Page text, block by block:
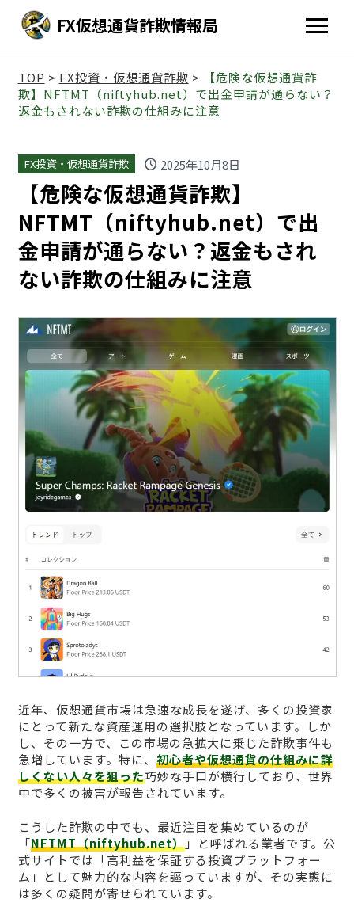
FX仮想通貨詐欺情報局
TOP > FX投資・仮想通貨詐欺 >
【危険な仮想通貨詐
欺】NFTMT（niftyhub.net）で出金申請が通らない？
返金もされない詐欺の仕組みに注意
FX投資・仮想通貨詐欺 schedule 2025年10月8日
【危険な仮想通貨詐欺】
NFTMT（niftyhub.net）で出
金申請が通らない？返金もされ
ない詐欺の仕組みに注意
近年、仮想通貨市場は急速な成長を遂げ、多くの投資家
にとって新たな資産運用の選択肢となっています。しか
し、その一方で、この市場の急拡大に乗じた詐欺事件も
急増しています。特に、 初心者や仮想通貨の仕組みに詳
しくない人々を狙った巧妙な手口が横行しており、世界
中で多くの被害が報告されています。
こうした詐欺の中でも、最近注目を集めているのが
「NFTMT（niftyhub.net）」と呼ばれる業者です。公
式サイトでは「高利益を保証する投資プラットフォー
ム」として魅力的な内容を謳っていますが、その実態に
は多くの疑問が寄せられています。